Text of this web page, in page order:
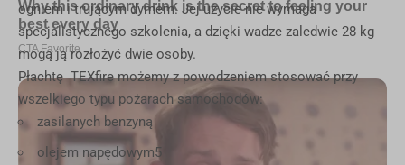
ogniem i trującym dymem. Jej użycie nie wymaga
specjalistycznego szkolenia, a dzięki wadze zaledwie 28 kg
mogą ją rozłożyć dwie osoby.
Płachtę TEXfire możemy z powodzeniem stosować przy
wszelkiego typu pożarach samochodów:
zasilanych benzyną
olejem napędowym5